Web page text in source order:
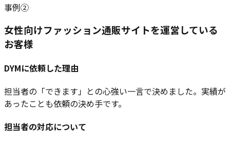
事例②
女性向けファッション通販サイトを運営している
お客様
DYMに依頼した理由
担当者の「できます」との心強い一言で決めました。実績が
あったことも依頼の決め手です。
担当者の対応について